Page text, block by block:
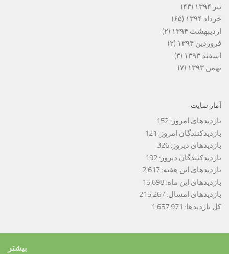
تیر ۱۳۹۴
(۴۳)
خرداد ۱۳۹۴
(۶۵)
اردیبهشت ۱۳۹۴
(۲)
فروردین ۱۳۹۴
(۲)
اسفند ۱۳۹۳
(۳)
بهمن ۱۳۹۳
(۷)
آمار سایت
بازدیدهای امروز: 152
بازدیدکنندگان امروز: 121
بازدیدهای دیروز: 326
بازدیدکنندگان دیروز: 192
بازدیدهای این هفته: 2,617
بازدیدهای این ماه: 15,698
بازدیدهای امسال: 215,267
کل بازدیدها: 1,657,971
بیشتر